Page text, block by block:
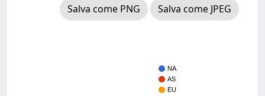
Salva come PNG
Salva come JPEG
NA
AS
EU